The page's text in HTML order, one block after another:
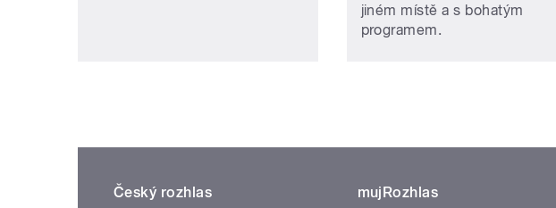
jiném místě a s bohatým
programem.
Český rozhlas
mujRozhlas